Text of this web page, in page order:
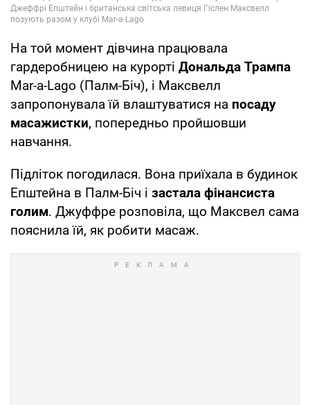
На той момент дівчина працювала
гардеробницею на курорті Дональда Трампа
Mar-a-Lago (Палм-Біч), і Максвелл
запропонувала їй влаштуватися на посаду
масажистки, попередньо пройшовши
навчання.
Підліток погодилася. Вона приїхала в будинок
Епштейна в Палм-Біч і застала фінансиста
голим. Джуффре розповіла, що Максвел сама
пояснила їй, як робити масаж.